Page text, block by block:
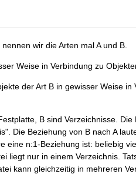
wir die Arten mal A und B.
Weise in Verbindung zu
der Art B in gewisser Weise in
B sind Verzeichnisse. Die
Die Beziehung von B nach A
eine n:1-Beziehung ist: beliebig
liegt nur in einem Verzeichnis.
kann gleichzeitig in mehreren